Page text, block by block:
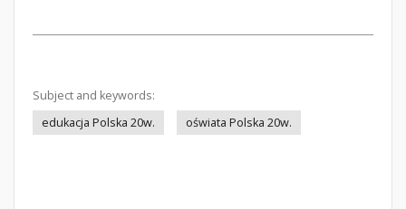
Subject and keywords:
edukacja Polska 20w.
oświata Polska 20w.